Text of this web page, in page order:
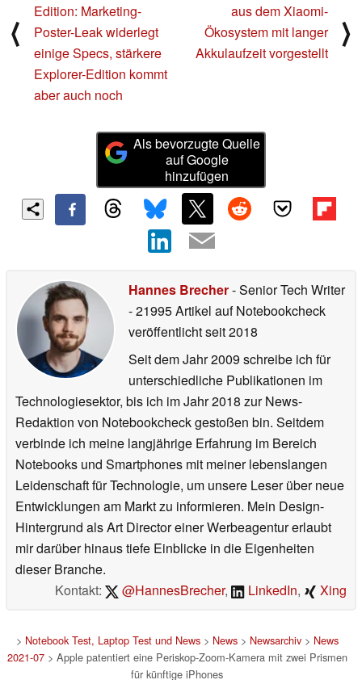
⟨
Edition: Marketing-
Poster-Leak widerlegt
einige Specs, stärkere
Explorer-Edition kommt
aber auch noch
aus dem Xiaomi-
Ökosystem mit langer
Akkulaufzeit vorgestellt
⟩
Als bevorzugte Quelle
auf Google
hinzufügen
Hannes Brecher- Senior Tech Writer
- 21995 Artikel auf Notebookcheck
veröffentlichtseit 2018
Seit dem Jahr 2009 schreibe ich für
unterschiedliche Publikationen im
Technologiesektor, bis ich im Jahr 2018 zur News-
Redaktion von Notebookcheck gestoßen bin. Seitdem
verbinde ich meine langjährige Erfahrung im Bereich
Notebooks und Smartphones mit meiner lebenslangen
Leidenschaft für Technologie, um unsere Leser über neue
Entwicklungen am Markt zu informieren. Mein Design-
Hintergrund als Art Director einer Werbeagentur erlaubt
mir darüber hinaus tiefe Einblicke in die Eigenheiten
dieser Branche.
Kontakt:
@HannesBrecher, LinkedIn, Xing
> Notebook Test, Laptop Test und News> News> Newsarchiv> News
2021-07> Apple patentiert eine Periskop-Zoom-Kamera mit zwei Prismen
für künftige iPhones